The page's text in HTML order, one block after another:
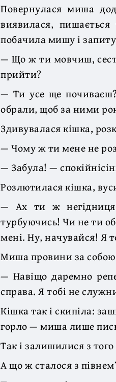
Повернулася миша
виявилася,
побачила мишу і
— Що ж ти мовчиш,
прийти?
— Ти усе ще
обрали, щоб за ними
Здивувалася кішка,
— Чому ж ти мене не
— Забула! —
Розлютилася кішка,
— Ах ти ж
турбуючись! Чи не ти
мені. Ну, начувайся! Я
Миша провини за собою
— Навіщо даремно
справа. Я тобі не
Кішка так і скипіла:
горло — миша лише
Так і залишилися з
А що ж сталося з